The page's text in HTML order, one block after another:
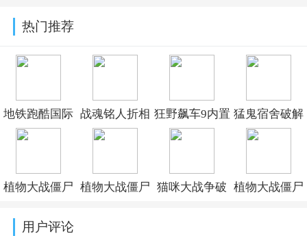
热门推荐
地铁跑酷国际
服破解版下载
Surf)v3.67.0
战魂铭人折相
思内置修改器
狂野飙车9内置
修改器最新版
版
猛鬼宿舍破解
版下载无限金
新版v2.5.20
植物大战僵尸 植物大战僵尸 猫咪大战争破 植物大战僵尸
用户评论